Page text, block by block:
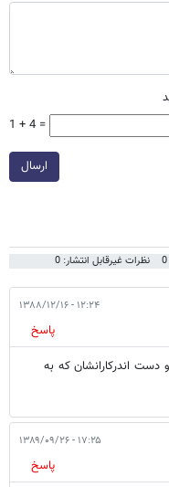
1 + 4 =
ارسال
نظرات غیرقابل انتشار: 0
۱۲:۲۴ - ۱۳۸۸/۱۲/۱۶
پاسخ
اندرکارانشان که به
۱۷:۲۵ - ۱۳۸۹/۰۹/۲۶
پاسخ